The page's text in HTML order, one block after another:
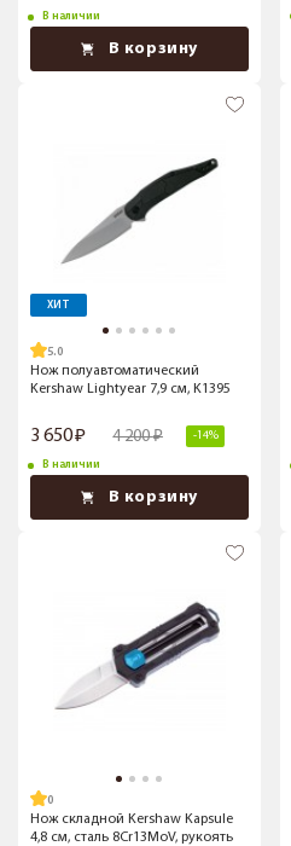
В наличии
В корзину
ХИТ
5.0
Нож полуавтоматический
Kershaw Lightyear 7,9 см, K1395
3 650 4 200 -14%
В наличии
В корзину
Нож складной Kershaw Kapsule
4,8 см, сталь 8Cr13MoV, рукоять